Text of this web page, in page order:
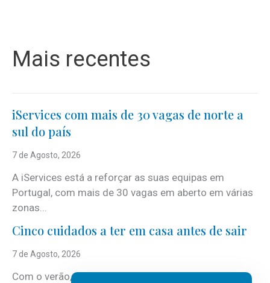
Mais recentes
iServices com mais de 30 vagas de norte a
sul do país
7 de Agosto, 2026
A iServices está a reforçar as suas equipas em
Portugal, com mais de 30 vagas em aberto em várias
zonas...
Cinco cuidados a ter em casa antes de sair
7 de Agosto, 2026
Com o verão, chegam também as férias, os fins-de-